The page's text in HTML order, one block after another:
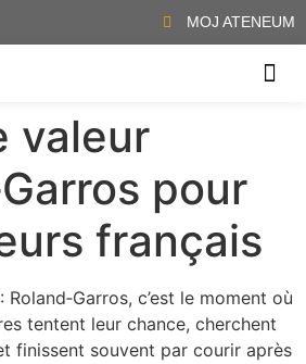
MOJ ATENEUM
valeur
pour
français
c’est le moment où
tentent leur chance, cherchent
finissent souvent par courir après